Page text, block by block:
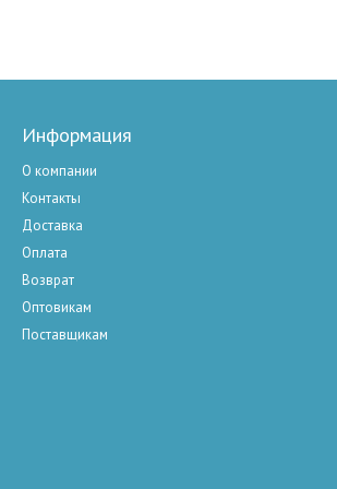
Информация
О компании
Контакты
Доставка
Оплата
Возврат
Оптовикам
Поставщикам